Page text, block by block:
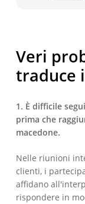
Veri
traduce
1. È difficile
prima che
macedone.
Nelle riunioni
clienti, i
affidano
rispondere in